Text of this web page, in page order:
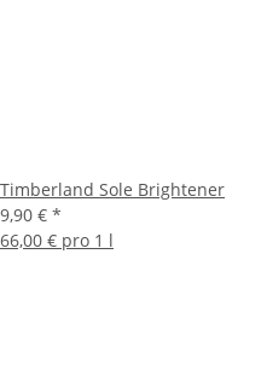
Timberland Sole Brightener
9,90 € *
66,00 € pro 1 l